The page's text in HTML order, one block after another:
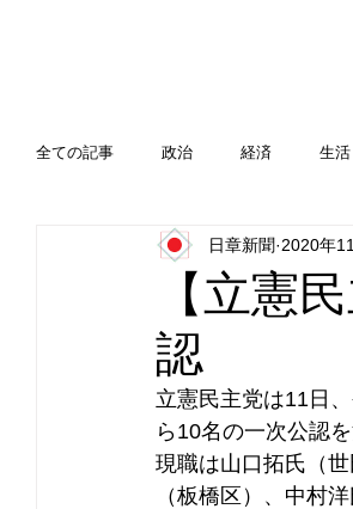
全ての記事 政治 経済 生活
日本第一党 日本派保守同盟
【立憲
認
日章新聞 2020年
立憲民主党は11日
ら10名の一次公認
現職は山口拓氏（
（板橋区）、中村